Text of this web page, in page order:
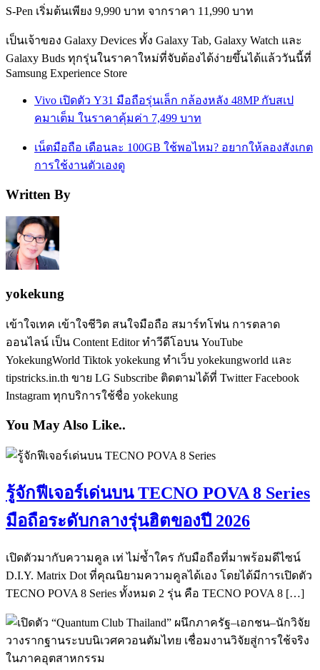
S-Pen เริ่มต้นเพียง 9,990 บาท จากราคา 11,990 บาท
เป็นเจ้าของ Galaxy Devices ทั้ง Galaxy Tab, Galaxy Watch และ
Galaxy Buds ทุกรุ่นในราคาใหม่ที่จับต้องได้ง่ายขึ้นได้แล้ววันนี้ที่
Samsung Experience Store
Vivo เปิดตัว Y31 มือถือรุ่นเล็ก กล้องหลัง 48MP กับสเป
คมาเต็ม ในราคาคุ้มค่า 7,499 บาท
เน็ตมือถือ เดือนละ 100GB ใช้พอไหม? อยากให้ลองสังเกต
การใช้งานตัวเองดู
Written By
yokekung
เข้าใจเทค เข้าใจชีวิต สนใจมือถือ สมาร์ทโฟน การตลาด
ออนไลน์ เป็น Content Editor ทำวีดีโอบน YouTube
YokekungWorld Tiktok yokekung ทำเว็บ yokekungworld และ
tipstricks.in.th ขาย LG Subscribe ติดตามได้ที่ Twitter Facebook
Instagram ทุกบริการใช้ชื่อ yokekung
You May Also Like..
รู้จักฟีเจอร์เด่นบน TECNO POVA 8 Series
มือถือระดับกลางรุ่นฮิตของปี 2026
เปิดตัวมากับความคูล เท่ ไม่ซ้ำใคร กับมือถือที่มาพร้อมดีไซน์
D.I.Y. Matrix Dot ที่คุณนิยามความคูลได้เอง โดยได้มีการเปิดตัว
TECNO POVA 8 Series ทั้งหมด 2 รุ่น คือ TECNO POVA 8 […]